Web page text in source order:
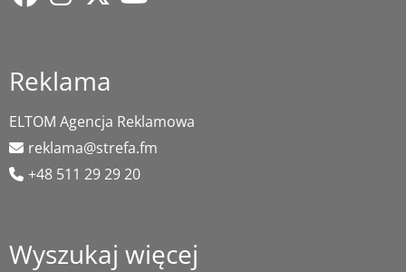
Reklama
ELTOM Agencja Reklamowa
reklama@strefa.fm
+48 511 29 29 20
Wyszukaj więcej